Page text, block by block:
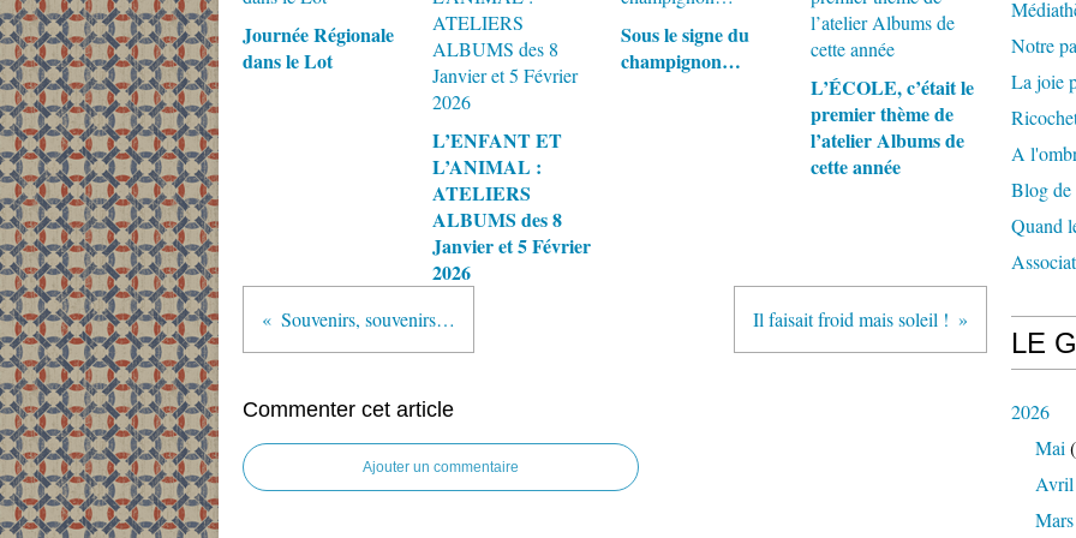
Journée Régionale
dans le Lot
L’ENFANT ET
L’ANIMAL :
ATELIERS
ALBUMS des 8
Janvier et 5 Février
2026
Sous le signe du
champignon…
L’ÉCOLE, c’était le
premier thème de
l’atelier Albums de
cette année
Souvenirs, souvenirs… Il faisait froid mais soleil !
Commenter cet article
Ajouter un commentaire
Notre
La joie
A
Blog de
Quand
LE
2026
Mai
Avril
Mars